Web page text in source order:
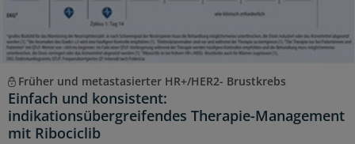
Früher und metastasierter HR+/HER2- Brustkrebs
Einfach und konsistent:
indikationsübergreifendes Therapie-Management
mit Ribociclib